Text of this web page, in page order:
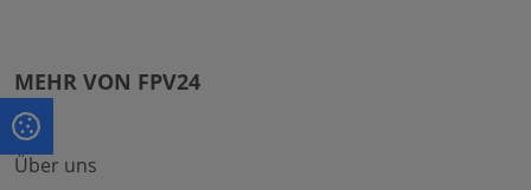
MEHR VON FPV24
Über uns